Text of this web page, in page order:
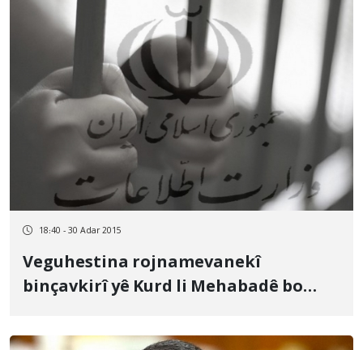
18:40 - 30 Adar 2015
Veguhestina rojnamevanekî
binçavkirî yê Kurd li Mehabadê bo